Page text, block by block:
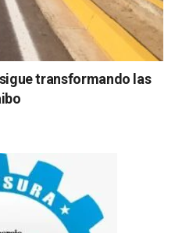
transformando las